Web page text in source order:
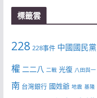
標籤雲
228 228事件 中國國民黨
權 二二八 二戰 光復 八田與一
南 台灣銀行 國姓爺 地震 基隆